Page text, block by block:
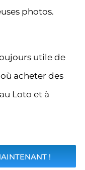
photos.
utile de
acheter des
Loto et à
!